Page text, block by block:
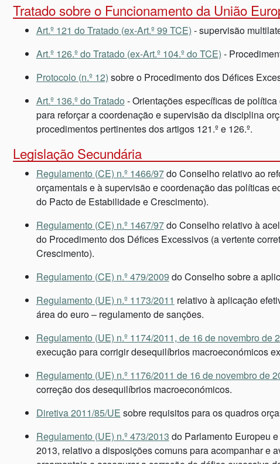
Tratado sobre o Funcionamento da União
Art.º 121 do Tratado (ex-Art.º 99 TCE) - supervisão
Art.º 126.º do Tratado (ex-Art.º 104.º do TCE) -
Protocolo (n.º 12) sobre o Procedimento dos Défices
Art.º 136.º do Tratado - Orientações específicas de
para reforçar a coordenação e supervisão da disciplina
procedimentos pertinentes dos artigos 121.º e 126.º.
Legislação Secundária
Regulamento (CE) n.º 1466/97do Conselho relativo ao
orçamentais e à supervisão e coordenação das políticas
do Pacto de Estabilidade e Crescimento).
Regulamento (CE) n.º 1467/97do Conselho relativo à
do Procedimento dos Défices Excessivos (a vertente
Crescimento).
Regulamento (CE) n.º 479/2009 do Conselho sobre a
Regulamento (UE) n.º 1173/2011 relativo à aplicação
área do euro – regulamento de sanções.
Regulamento (UE) n.º 1174/2011, de 16 de novembro de
execução para corrigir desequilíbrios macroeconómicos
Regulamento (UE) n.º 1176/2011 de 16 de novembro de
correção dos desequilíbrios macroeconómicos.
Diretiva 2011/85/UE sobre requisitos para os quadros
Regulamento (UE) n.º 473/2013 do Parlamento Europeu
2013, relativo a disposições comuns para acompanhar e